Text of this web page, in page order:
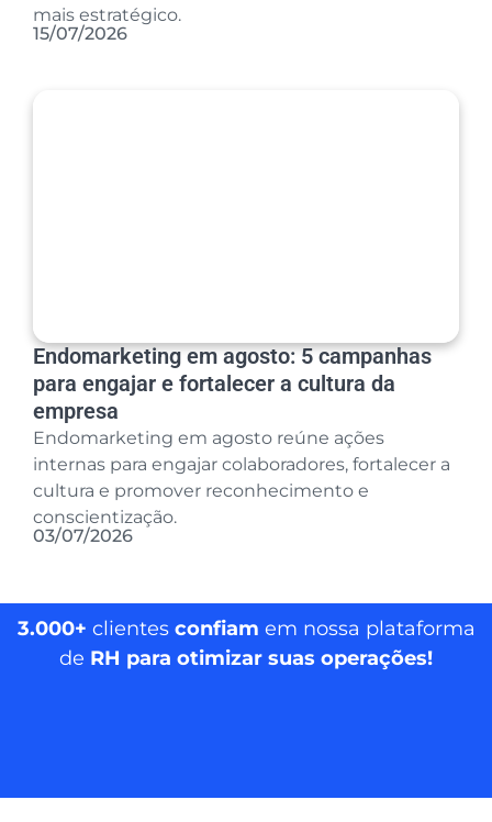
mais estratégico.
15/07/2026
Endomarketing em agosto: 5 campanhas
para engajar e fortalecer a cultura da
empresa
Endomarketing em agosto reúne ações
internas para engajar colaboradores, fortalecer a
cultura e promover reconhecimento e
conscientização.
03/07/2026
3.000+ clientes confiam em nossa plataforma
de RH para otimizar suas operações!